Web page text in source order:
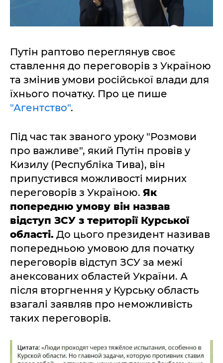
Путін раптово переглянув своє
ставлення до переговорів з Україною
та змінив умови російської влади для
їхнього початку. Про це пише
"Агентство".
Під час так званого уроку "Розмови
про важливе", який Путін провів у
Кизилу (Республіка Тива), він
припустився можливості мирних
переговорів з Україною. Як
попередню умову він назвав
відступ ЗСУ з території Курської
області. До цього президент називав
попередньою умовою для початку
переговорів відступ ЗСУ за межі
анексованих областей України. А
після вторгнення у Курську область
взагалі заявляв про неможливість
таких переговорів.